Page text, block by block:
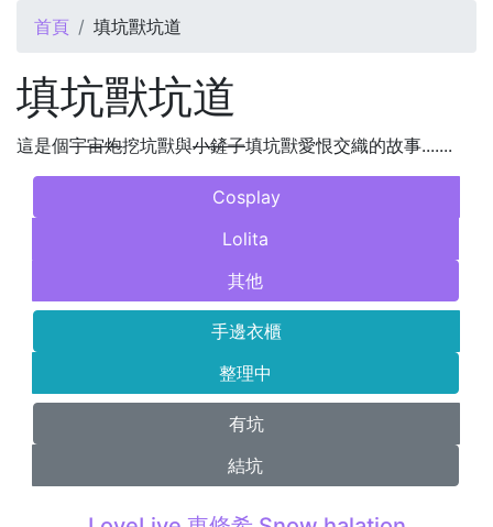
您在這裡
首頁 填坑獸坑道
填坑獸坑道
這是個宇宙炮挖坑獸與小鏟子填坑獸愛恨交織的故事.......
Cosplay
Lolita
其他
手邊衣櫃
整理中
有坑
結坑